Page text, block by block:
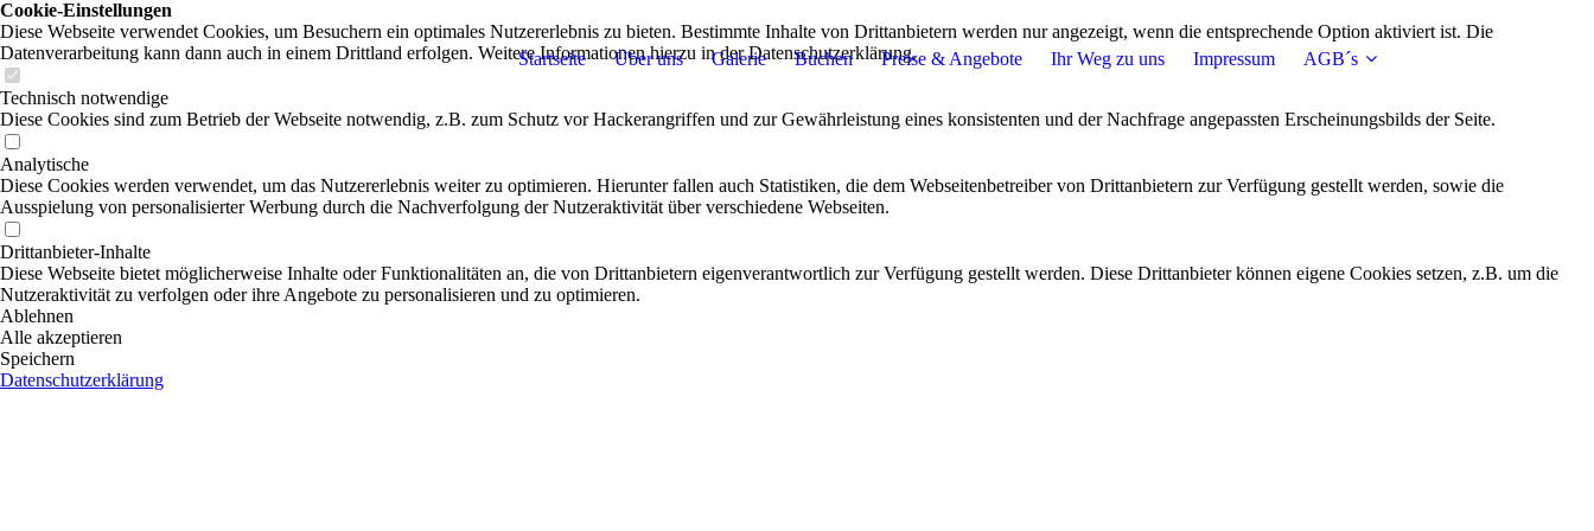
Startseite Über uns Galerie Buchen Preise & Angebote Ihr Weg zu uns Impressum AGB´s
Cookie-Einstellungen
Diese Webseite verwendet Cookies, um Besuchern ein optimales Nutzererlebnis zu bieten. Bestimmte Inhalte von Drittanbietern werden nur angezeigt, wenn die entsprechende Option aktiviert ist. Die
Datenverarbeitung kann dann auch in einem Drittland erfolgen. Weitere Informationen hierzu in der Datenschutzerklärung.
Technisch notwendige
Diese Cookies sind zum Betrieb der Webseite notwendig, z.B. zum Schutz vor Hackerangriffen und zur Gewährleistung eines konsistenten und der Nachfrage angepassten Erscheinungsbilds der Seite.
Analytische
Diese Cookies werden verwendet, um das Nutzererlebnis weiter zu optimieren. Hierunter fallen auch Statistiken, die dem Webseitenbetreiber von Drittanbietern zur Verfügung gestellt werden, sowie die
Ausspielung von personalisierter Werbung durch die Nachverfolgung der Nutzeraktivität über verschiedene Webseiten.
Drittanbieter-Inhalte
Diese Webseite bietet möglicherweise Inhalte oder Funktionalitäten an, die von Drittanbietern eigenverantwortlich zur Verfügung gestellt werden. Diese Drittanbieter können eigene Cookies setzen, z.B. um die
Nutzeraktivität zu verfolgen oder ihre Angebote zu personalisieren und zu optimieren.
Ablehnen
Alle akzeptieren
Speichern
Datenschutzerklärung